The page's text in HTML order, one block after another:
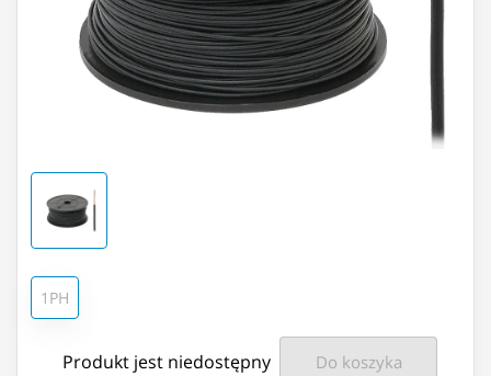
1PH
Produkt jest niedostępny Do koszyka